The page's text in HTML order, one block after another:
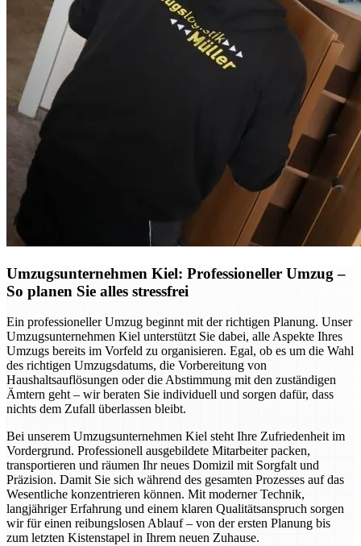
Umzugsunternehmen Kiel: Professioneller Umzug –
So planen Sie alles stressfrei
Ein professioneller Umzug beginnt mit der richtigen Planung. Unser
Umzugsunternehmen Kiel unterstützt Sie dabei, alle Aspekte Ihres
Umzugs bereits im Vorfeld zu organisieren. Egal, ob es um die Wahl
des richtigen Umzugsdatums, die Vorbereitung von
Haushaltsauflösungen oder die Abstimmung mit den zuständigen
Ämtern geht – wir beraten Sie individuell und sorgen dafür, dass
nichts dem Zufall überlassen bleibt.
Bei unserem Umzugsunternehmen Kiel steht Ihre Zufriedenheit im
Vordergrund. Professionell ausgebildete Mitarbeiter packen,
transportieren und räumen Ihr neues Domizil mit Sorgfalt und
Präzision. Damit Sie sich während des gesamten Prozesses auf das
Wesentliche konzentrieren können. Mit moderner Technik,
langjähriger Erfahrung und einem klaren Qualitätsanspruch sorgen
wir für einen reibungslosen Ablauf – von der ersten Planung bis
zum letzten Kistenstapel in Ihrem neuen Zuhause.